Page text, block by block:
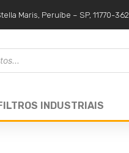
Maris, Peruíbe – SP, 11770-362
INDUSTRIAIS